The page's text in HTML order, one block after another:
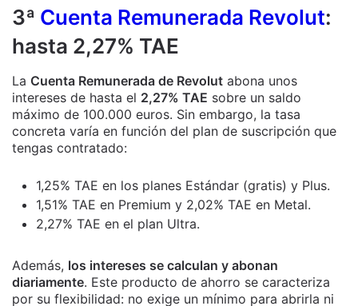
3ª Cuenta Remunerada Revolut:
hasta 2,27% TAE
La Cuenta Remunerada de Revolut abona unos
intereses de hasta el 2,27% TAE sobre un saldo
máximo de 100.000 euros. Sin embargo, la tasa
concreta varía en función del plan de suscripción que
tengas contratado:
1,25% TAE en los planes Estándar (gratis) y Plus.
1,51% TAE en Premium y 2,02% TAE en Metal.
2,27% TAE en el plan Ultra.
Además, los intereses se calculan y abonan
diariamente. Este producto de ahorro se caracteriza
por su flexibilidad: no exige un mínimo para abrirla ni